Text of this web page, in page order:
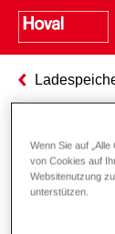
Wenn Sie auf
von Cookies auf
Websitenutzung
unterstützen.